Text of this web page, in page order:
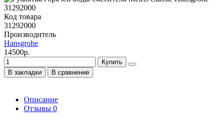
Код товара
31292000
Производитель
Hansgrohe
14500р.
Купить
В закладки
В сравнение
Описание
Отзывы 0